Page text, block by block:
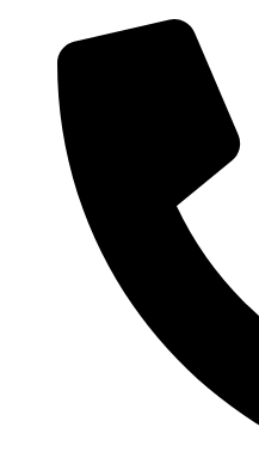
indhold